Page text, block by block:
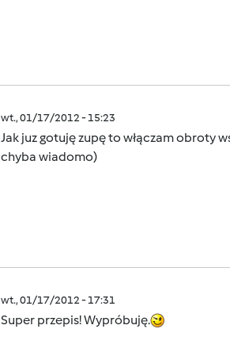
wt., 01/17/2012 - 15:23
Jak juz gotuję zupę to włączam obroty
chyba wiadomo)
wt., 01/17/2012 - 17:31
Super przepis! Wypróbuję.